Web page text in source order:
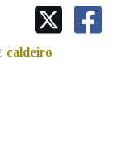
ADALID
EMILIA PARDO
caldeiro